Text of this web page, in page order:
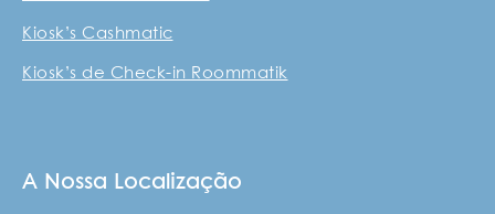
Kiosk’s Cashmatic
Kiosk’s de Check-in Roommatik
A Nossa Localização